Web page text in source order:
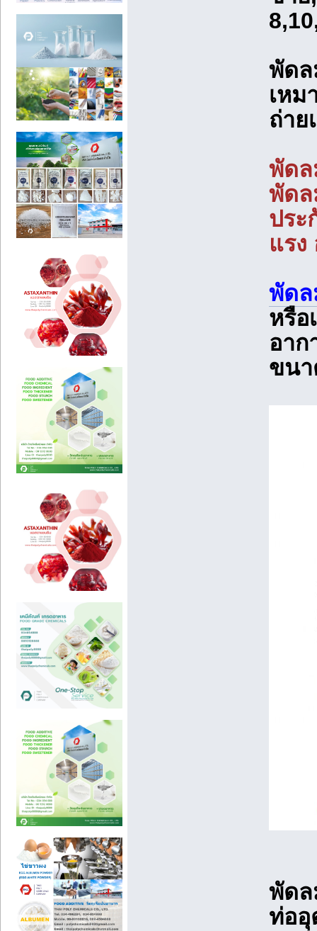
พัดล
เหม
ถ่าย
พัดล
พัดล
ประ
แรง
พัด
หรือ
อาก
ขนา
พัดล
ท่ออุ